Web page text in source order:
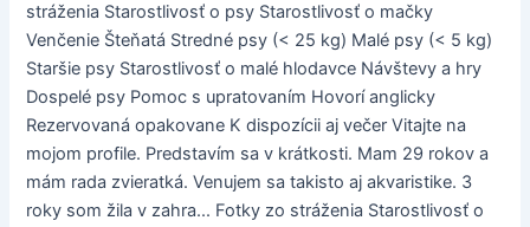
stráženia Starostlivosť o psy Starostlivosť o mačky
Venčenie Šteňatá Stredné psy (< 25 kg) Malé psy (< 5 kg)
Staršie psy Starostlivosť o malé hlodavce Návštevy a hry
Dospelé psy Pomoc s upratovaním Hovorí anglicky
Rezervovaná opakovane K dispozícii aj večer Vitajte na
mojom profile. Predstavím sa v krátkosti. Mam 29 rokov a
mám rada zvieratká. Venujem sa takisto aj akvaristike. 3
roky som žila v zahra... Fotky zo stráženia Starostlivosť o